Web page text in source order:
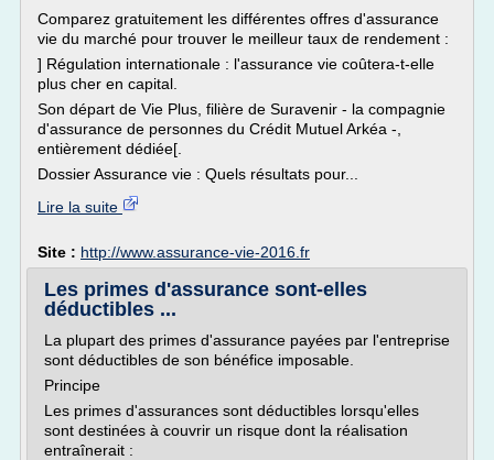
Comparez gratuitement les différentes offres d'assurance
vie du marché pour trouver le meilleur taux de rendement :
] Régulation internationale : l'assurance vie coûtera-t-elle
plus cher en capital.
Son départ de Vie Plus, filière de Suravenir - la compagnie
d'assurance de personnes du Crédit Mutuel Arkéa -,
entièrement dédiée[.
Dossier Assurance vie : Quels résultats pour...
Lire la suite
Site : http://www.assurance-vie-2016.fr
Les primes d'assurance sont-elles
déductibles ...
La plupart des primes d'assurance payées par l'entreprise
sont déductibles de son bénéfice imposable.
Principe
Les primes d'assurances sont déductibles lorsqu'elles
sont destinées à couvrir un risque dont la réalisation
entraînerait :